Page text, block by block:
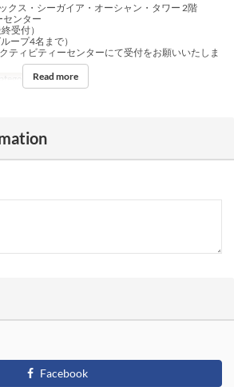
クス・シーガイア・オーシャン・タワー 2階
ンター
受付）
ープ4名まで）
ティビティーセンターにて受付をお願いいたしま
ダーツ
Read more
Facebook